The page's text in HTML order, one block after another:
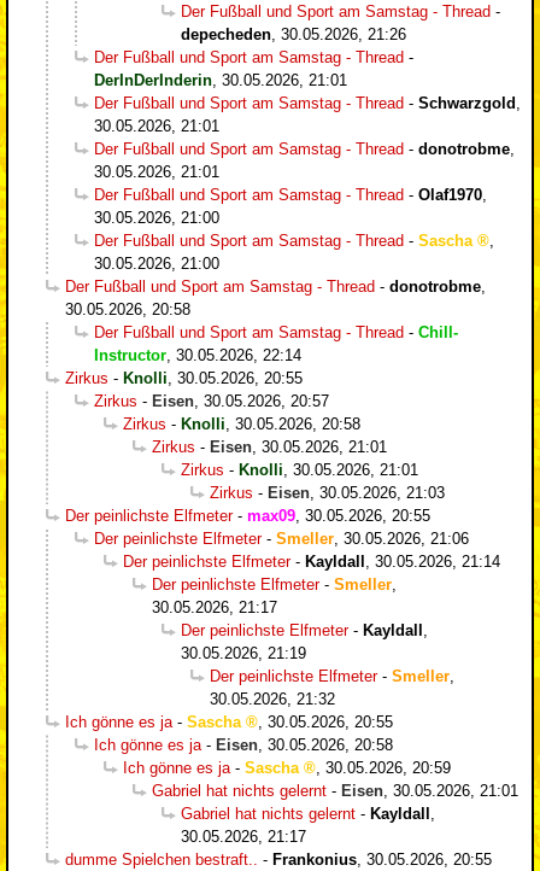
Der Fußball und Sport am Samstag - Thread -
depecheden 30.05.2026, 21:26
Der Fußball und Sport am Samstag - Thread -
DerInDerInderin 30.05.2026, 21:01
Der Fußball und Sport am Samstag - Thread - Schwarzgold
30.05.2026, 21:01
Der Fußball und Sport am Samstag - Thread - donotrobme
30.05.2026, 21:01
Der Fußball und Sport am Samstag - Thread - Olaf1970
30.05.2026, 21:00
Der Fußball und Sport am Samstag - Thread - Sascha
30.05.2026, 21:00
Der Fußball und Sport am Samstag - Thread - donotrobme
30.05.2026, 20:58
Der Fußball und Sport am Samstag - Thread - Chill-
Instructor 30.05.2026, 22:14
Zirkus - Knolli 30.05.2026, 20:55
Zirkus - Eisen 30.05.2026, 20:57
Zirkus - Knolli 30.05.2026, 20:58
Zirkus - Eisen 30.05.2026, 21:01
Zirkus - Knolli 30.05.2026, 21:01
Zirkus - Eisen 30.05.2026, 21:03
Der peinlichste Elfmeter- max09 30.05.2026, 20:55
Der peinlichste Elfmeter- Smeller 30.05.2026, 21:06
Der peinlichste Elfmeter- Kayldall
30.05.2026, 21:14
Der peinlichste Elfmeter- Smeller
30.05.2026, 21:17
Der peinlichste Elfmeter- Kayldall
30.05.2026, 21:19
Der peinlichste Elfmeter- Smeller
30.05.2026, 21:32
Ich gönne es ja - Sascha
30.05.2026, 20:55
Ich gönne es ja - Eisen 30.05.2026, 20:58
Ich gönne es ja - Sascha
30.05.2026, 20:59
Gabriel hat nichts gelernt - Eisen 30.05.2026, 21:01
Gabriel hat nichts gelernt - Kayldall
30.05.2026, 21:17
dumme Spielchen bestraft..
- Frankonius 30.05.2026, 20:55